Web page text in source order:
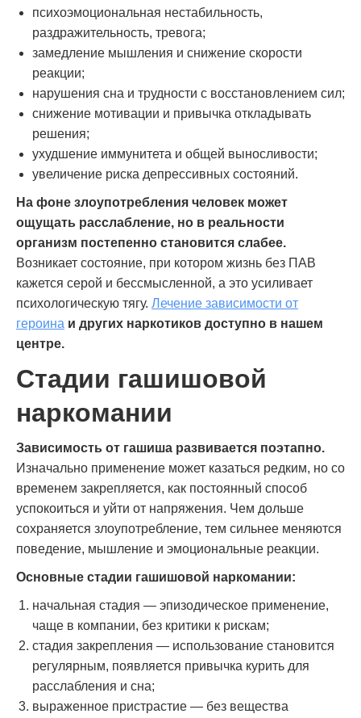
психоэмоциональная нестабильность,
раздражительность, тревога;
замедление мышления и снижение скорости
реакции;
нарушения сна и трудности с восстановлением сил;
снижение мотивации и привычка откладывать
решения;
ухудшение иммунитета и общей выносливости;
увеличение риска депрессивных состояний.
На фоне злоупотребления человек может
ощущать расслабление, но в реальности
организм постепенно становится слабее.
Возникает состояние, при котором жизнь без ПАВ
кажется серой и бессмысленной, а это усиливает
психологическую тягу. Лечение зависимости от
героина и других наркотиков доступно в нашем
центре.
Стадии гашишовой
наркомании
Зависимость от гашиша развивается поэтапно.
Изначально применение может казаться редким, но со
временем закрепляется, как постоянный способ
успокоиться и уйти от напряжения. Чем дольше
сохраняется злоупотребление, тем сильнее меняются
поведение, мышление и эмоциональные реакции.
Основные стадии гашишовой наркомании:
начальная стадия — эпизодическое применение,
чаще в компании, без критики к рискам;
стадия закрепления — использование становится
регулярным, появляется привычка курить для
расслабления и сна;
выраженное пристрастие — без вещества